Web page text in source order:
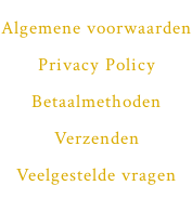
Algemene voorwaarden
Privacy Policy
Betaalmethoden
Verzenden
Veelgestelde vragen